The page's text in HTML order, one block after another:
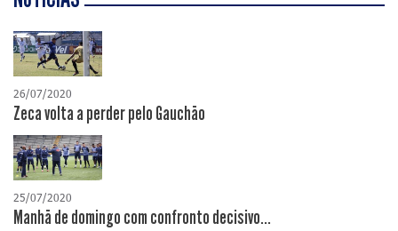
26/07/2020
Zeca volta a perder pelo Gauchão
25/07/2020
Manhã de domingo com confronto decisivo...